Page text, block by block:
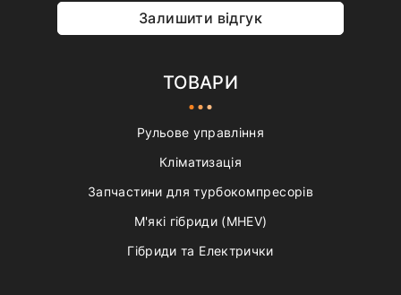
Залишити відгук
ТОВАРИ
Рульове управління
Кліматизація
Запчастини для турбокомпресорів
М'які гібриди (MHEV)
Гібриди та Електрички